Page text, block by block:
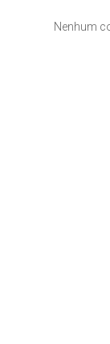
Nenhum